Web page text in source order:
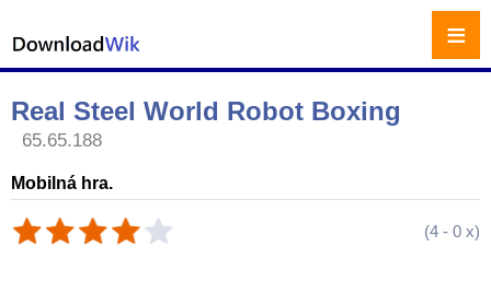
Real Steel World Robot Boxing
65.65.188
Mobilná hra.
(4 - 0 x)
≡